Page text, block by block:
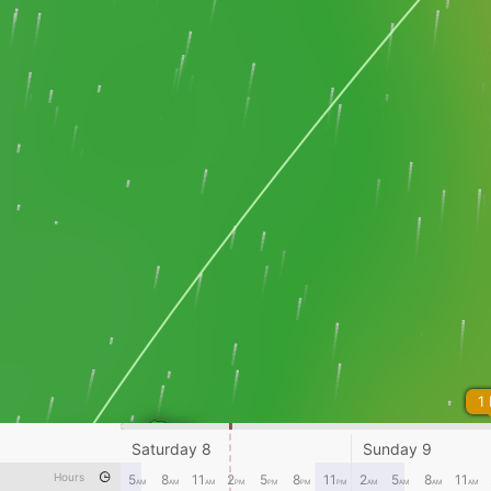
1
Hours
Saturday 8 Sunday 9
5AM 8AM 11 AM 2PM 5PM 8PM 11 PM 2AM 5AM 8AM 11 AM